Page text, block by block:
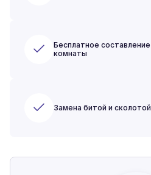
Бесплатное
комнаты
Замена битой и